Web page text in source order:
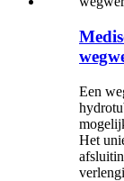
Een
Het